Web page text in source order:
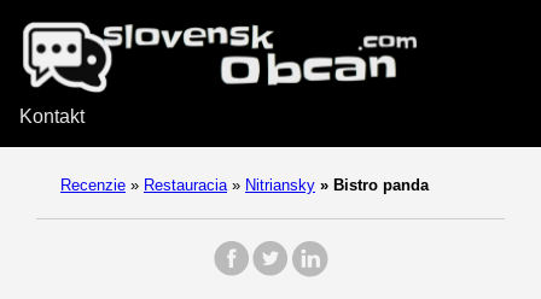
Kontakt
Recenzie » Restauracia » Nitriansky » Bistro panda